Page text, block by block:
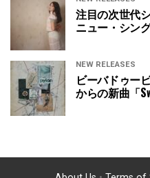
注目の次世代
ニュー・シン
NEW RELEASES
ビーバドゥー
からの新曲「